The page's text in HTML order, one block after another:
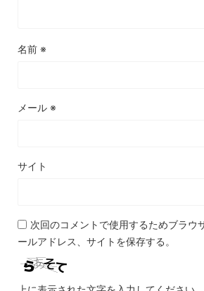
名前 ※
メール ※
サイト
次回のコメントで使用するためブラウ
ールアドレス、サイトを保存する。